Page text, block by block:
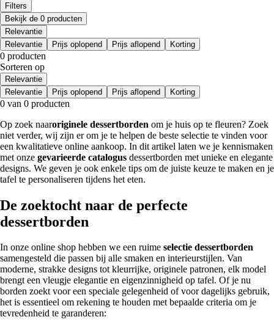
Filters
Bekijk de 0 producten
Relevantie
Relevantie
Prijs oplopend Prijs aflopend Korting
0 producten
Sorteren op
Relevantie
Relevantie
Prijs oplopend Prijs aflopend Korting
0 van 0 producten
Op zoek naaroriginele dessertborden om je huis op te fleuren? Zoek
niet verder, wij zijn er om je te helpen de beste selectie te vinden voor
een kwalitatieve online aankoop. In dit artikel laten we je kennismaken
met onze gevarieerde catalogus dessertborden met unieke en elegante
designs. We geven je ook enkele tips om de juiste keuze te maken en je
tafel te personaliseren tijdens het eten.
De zoektocht naar de perfecte
dessertborden
In onze online shop hebben we een ruime selectie dessertborden
samengesteld die passen bij alle smaken en interieurstijlen. Van
moderne, strakke designs tot kleurrijke, originele patronen, elk model
brengt een vleugje elegantie en eigenzinnigheid op tafel. Of je nu
borden zoekt voor een speciale gelegenheid of voor dagelijks gebruik,
het is essentieel om rekening te houden met bepaalde criteria om je
tevredenheid te garanderen: